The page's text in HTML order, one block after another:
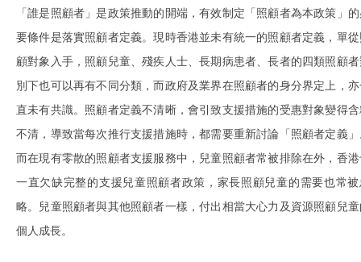
「誰是照顧者」是政策推動的開端，有效制定「照顧者為本政策」
要條件是落實照顧者定義。現時香港並未有統一的照顧者定義，單
顧對象入手，照顧兒童、殘疾人士、長期病患者、長者的四類照顧
別下也可以再有不同分類，而政府及業界在照顧者的身分界定上，
直未有共識。照顧者定義不清晰，會引致支援措施的受惠對象變得
不清，導致當每次推行支援措施時，都需要重新討論「照顧者定義
而在現有零散的照顧者支援服務中，兒童照顧者常被排除在外，香
一直欠缺完整的支援兒童照顧者政策，家長照顧兒童的需要也常被
略。兒童照顧者與其他照顧者一樣，付出相當大心力及資源照顧兒
個人成長。